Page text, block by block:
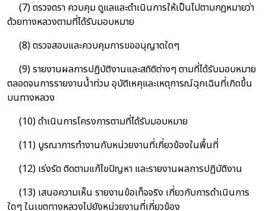
(7) ตรวจตรา ควบคุม ดูแลและดำเนินการให้เป็นไปตามกฎหมายว่า
ด้วยทางหลวงตามที่ได้รับมอบหมาย
(8) ตรวจสอบและควบคุมการขออนุญาตใดๆ
(9) รายงานผลการปฏิบัติงานและสถิติต่างๆ ตามที่ได้รับมอบหมาย
ตลอดจนการรายงานน้ำท่วม อุบัติเหคุและเหตุการณ์ฉุกเฉินที่เกิดขึ้น
บนทางหลวง
(10) ดำเนินการโครงการตามที่ได้รับมอบหมาย
(11) บูรณาการทำงานกับหน่วยงานที่เกี่ยวข้องในพื้นที่
(12) เร่งรัด ติดตามแก้ไขปัญหา และรายงานผลการปฏิบัติงาน
(13) เสนอความเห็น รายงานข้อเท็จจริง เกี่ยวกับการดำเนินการ
ใดๆ ในเขตทางหลวงไปยังหน่วยงานที่เกี่ยวข้อง